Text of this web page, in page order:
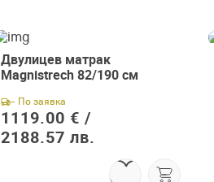
Двулицев матрак
Magnistrech 82/190 см
- По заявка
1119.00 € /
2188.57 лв.